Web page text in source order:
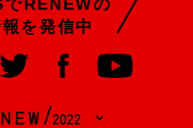
でRENEWの
を発信中